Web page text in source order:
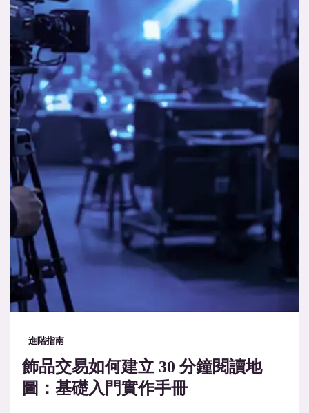
進階指南
飾品交易如何建立 30 分鐘閱讀地
圖：基礎入門實作手冊